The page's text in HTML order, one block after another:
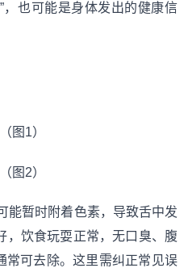
也可能是身体发出的健康信
能暂时附着色素，导致舌中发
饮食玩耍正常，无口臭、腹
常可去除。这里需纠正常见误